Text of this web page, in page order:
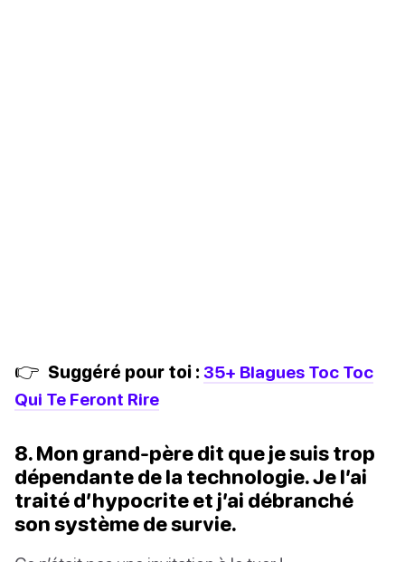
👉 Suggéré pour toi : 35+ Blagues Toc Toc
Qui Te Feront Rire
8. Mon grand-père dit que je suis trop
dépendante de la technologie. Je l’ai
traité d’hypocrite et j’ai débranché
son système de survie.